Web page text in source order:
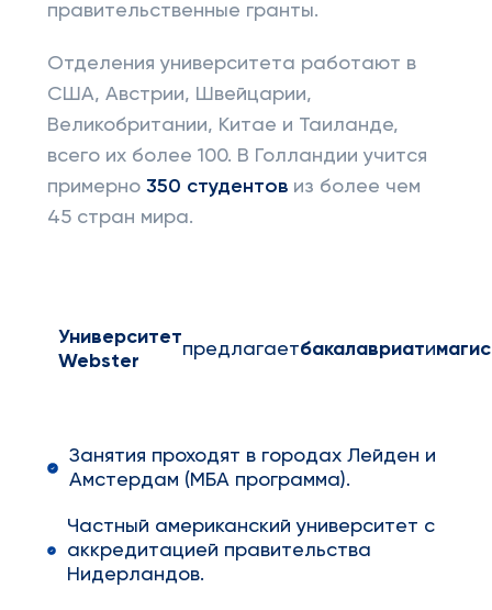
правительственные гранты.
Отделения университета работают в
США, Австрии, Швейцарии,
Великобритании, Китае и Таиланде,
всего их более 100. В Голландии учится
примерно 350 студентовиз более чем
45 стран мира.
Университет
Webster
предлагаетбакалавриати
Занятия проходят в городах Лейден и
Амстердам (МБА программа).
Частный американский университет с
аккредитацией правительства
Нидерландов.